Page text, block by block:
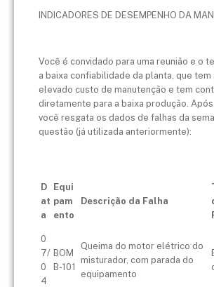
INDICADORES DE DESEMPENHO DA
Você é convidado para uma reunião e o
a baixa confiabilidade da planta, que tem
elevado custo de manutenção e tem
diretamente para a baixa produção. Após
você resgata os dados de falhas da
questão (já utilizada anteriormente):
D
at
a
Equi
pam
ento
Descrição da Falha
0
7/
0
4
BOM
B-101
Queima do motor elétrico do
misturador, com parada do
equipamento